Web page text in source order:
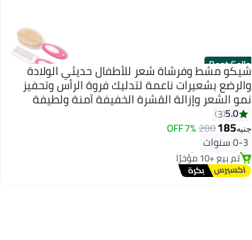
Best Seller
شيكو مشط وفرشاة شعر للأطفال حديثي الولادة
والرضع بشعيرات ناعمة لتدليك فروة الرأس وتحفيز
نمو الشعر وإزالة القشرة الخفيفة آمنة ولطيفة
للاستخدام اليومي
5.0
3
جنيه185
200
7% OFF
0-3 سنوات
#1 في أطقم الفرش والأمشاط
توصيل مجاني
تم بيع +10 مؤخرًا
#1 في أطقم الفرش والأمشاط